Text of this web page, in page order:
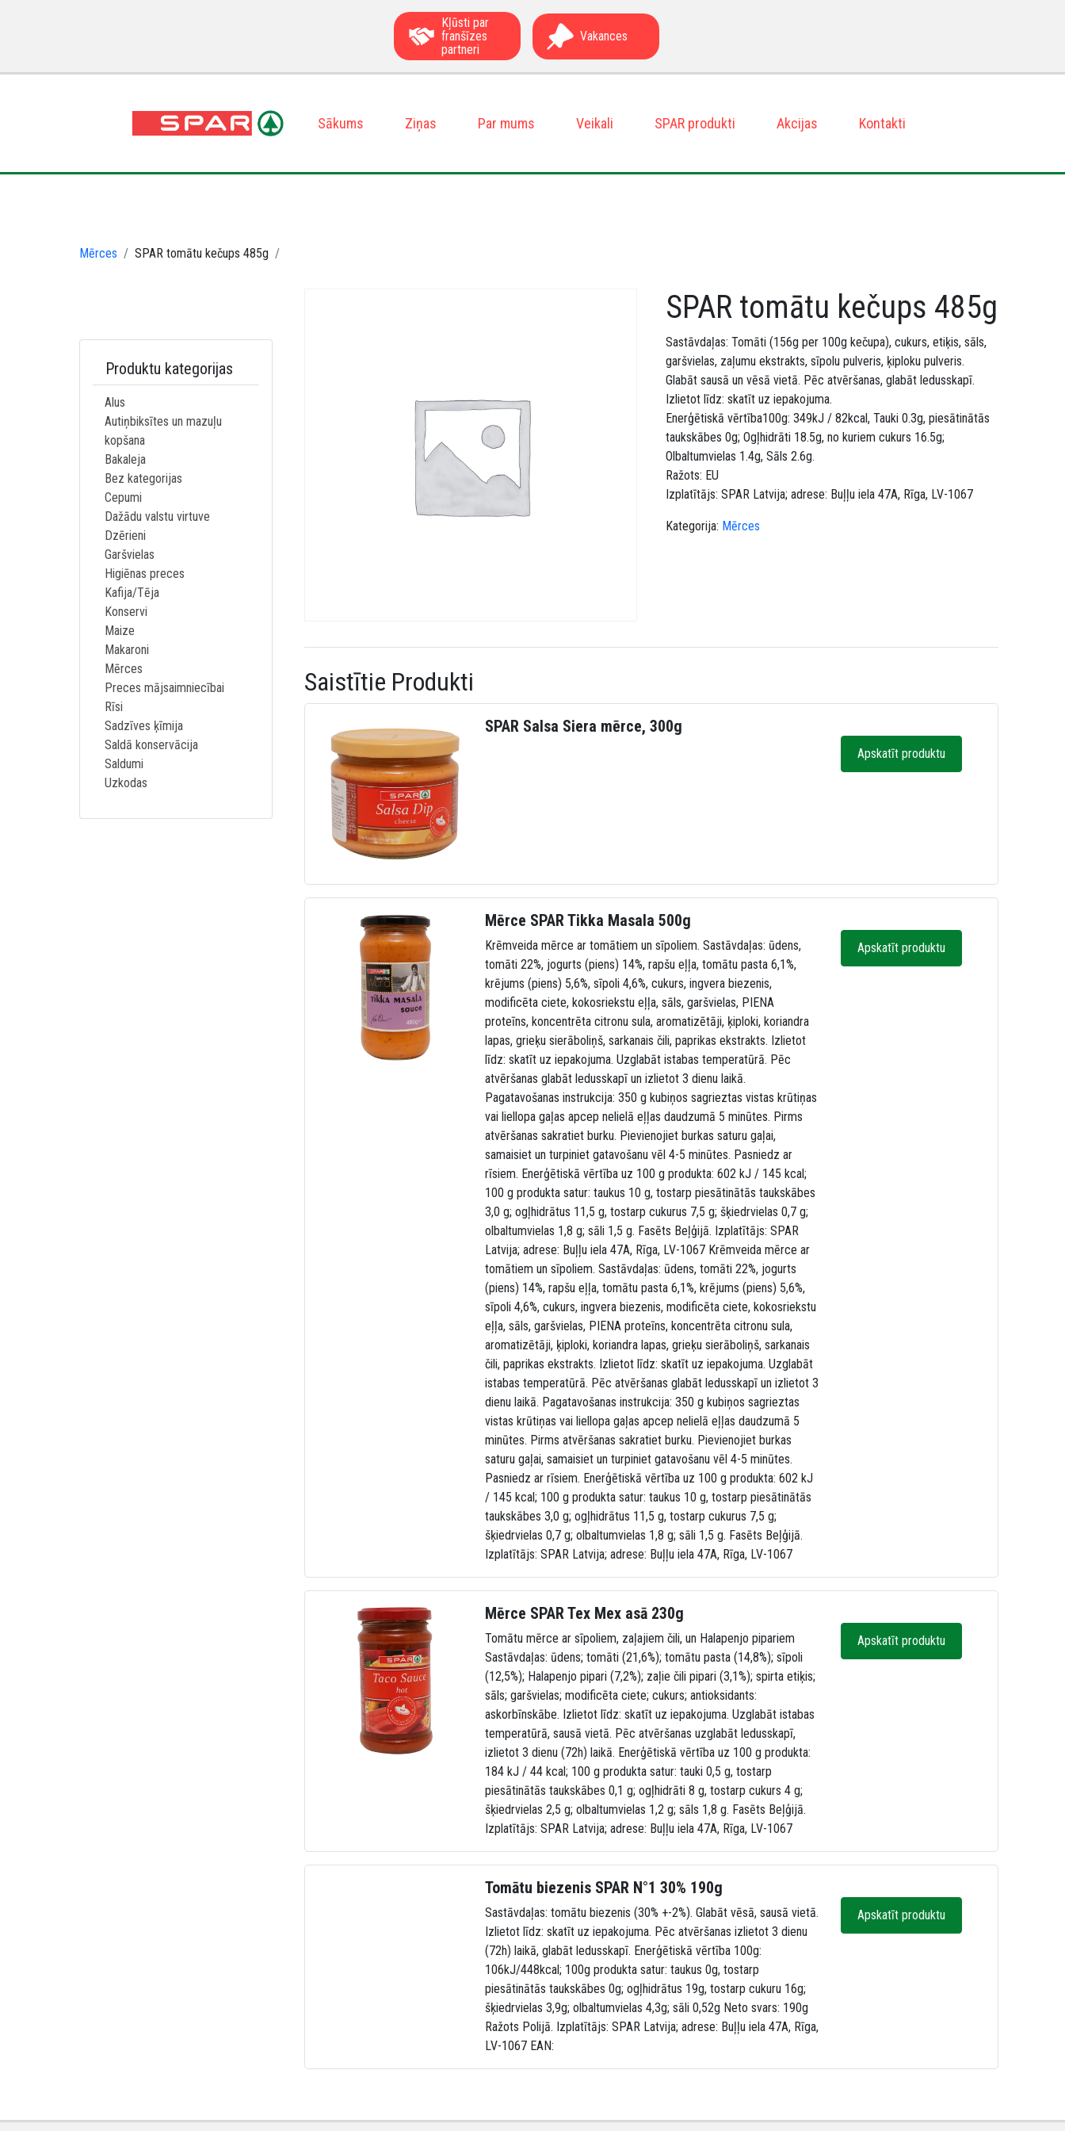
Kļūsti par
franšīzes
partneri
Vakances
Sākums Ziņas Par mums Veikali SPAR produkti Akcijas Kontakti
Mērces SPAR tomātu kečups 485g
Produktu kategorijas
Alus
Autiņbiksītes un mazuļu
kopšana
Bakaleja
Bez kategorijas
Cepumi
Dažādu valstu virtuve
Dzērieni
Garšvielas
Higiēnas preces
Kafija/Tēja
Konservi
Maize
Makaroni
Mērces
Preces mājsaimniecībai
Rīsi
Sadzīves ķīmija
Saldā konservācija
Saldumi
Uzkodas
SPAR tomātu kečups 485g
Sastāvdaļas: Tomāti (156g per 100g kečupa), cukurs, etiķis, sāls,
garšvielas, zaļumu ekstrakts, sīpolu pulveris, ķiploku pulveris.
Glabāt sausā un vēsā vietā. Pēc atvēršanas, glabāt ledusskapī.
Izlietot līdz: skatīt uz iepakojuma.
Enerģētiskā vērtība100g: 349kJ / 82kcal, Tauki 0.3g, piesātinātās
taukskābes 0g; Ogļhidrāti 18.5g, no kuriem cukurs 16.5g;
Olbaltumvielas 1.4g, Sāls 2.6g.
Ražots: EU
Izplatītājs: SPAR Latvija; adrese: Buļļu iela 47A, Rīga, LV-1067
Kategorija: Mērces
Saistītie Produkti
SPAR Salsa Siera mērce, 300g
Apskatīt produktu
Mērce SPAR Tikka Masala 500g
Krēmveida mērce ar tomātiem un sīpoliem. Sastāvdaļas: ūdens,
tomāti 22%, jogurts (piens) 14%, rapšu eļļa, tomātu pasta 6,1%,
krējums (piens) 5,6%, sīpoli 4,6%, cukurs, ingvera biezenis,
modificēta ciete, kokosriekstu eļļa, sāls, garšvielas, PIENA
proteīns, koncentrēta citronu sula, aromatizētāji, ķiploki, koriandra
lapas, grieķu sierāboliņš, sarkanais čili, paprikas ekstrakts. Izlietot
līdz: skatīt uz iepakojuma. Uzglabāt istabas temperatūrā. Pēc
atvēršanas glabāt ledusskapī un izlietot 3 dienu laikā.
Pagatavošanas instrukcija: 350 g kubiņos sagrieztas vistas krūtiņas
vai liellopa gaļas apcep nelielā eļļas daudzumā 5 minūtes. Pirms
atvēršanas sakratiet burku. Pievienojiet burkas saturu gaļai,
samaisiet un turpiniet gatavošanu vēl 4-5 minūtes. Pasniedz ar
rīsiem. Enerģētiskā vērtība uz 100 g produkta: 602 kJ / 145 kcal;
100 g produkta satur: taukus 10 g, tostarp piesātinātās taukskābes
3,0 g; ogļhidrātus 11,5 g, tostarp cukurus 7,5 g; šķiedrvielas 0,7 g;
olbaltumvielas 1,8 g; sāli 1,5 g. Fasēts Beļģijā. Izplatītājs: SPAR
Latvija; adrese: Buļļu iela 47A, Rīga, LV-1067 Krēmveida mērce ar
tomātiem un sīpoliem. Sastāvdaļas: ūdens, tomāti 22%, jogurts
(piens) 14%, rapšu eļļa, tomātu pasta 6,1%, krējums (piens) 5,6%,
sīpoli 4,6%, cukurs, ingvera biezenis, modificēta ciete, kokosriekstu
eļļa, sāls, garšvielas, PIENA proteīns, koncentrēta citronu sula,
aromatizētāji, ķiploki, koriandra lapas, grieķu sierāboliņš, sarkanais
čili, paprikas ekstrakts. Izlietot līdz: skatīt uz iepakojuma. Uzglabāt
istabas temperatūrā. Pēc atvēršanas glabāt ledusskapī un izlietot 3
dienu laikā. Pagatavošanas instrukcija: 350 g kubiņos sagrieztas
vistas krūtiņas vai liellopa gaļas apcep nelielā eļļas daudzumā 5
minūtes. Pirms atvēršanas sakratiet burku. Pievienojiet burkas
saturu gaļai, samaisiet un turpiniet gatavošanu vēl 4-5 minūtes.
Pasniedz ar rīsiem. Enerģētiskā vērtība uz 100 g produkta: 602 kJ
/ 145 kcal; 100 g produkta satur: taukus 10 g, tostarp piesātinātās
taukskābes 3,0 g; ogļhidrātus 11,5 g, tostarp cukurus 7,5 g;
šķiedrvielas 0,7 g; olbaltumvielas 1,8 g; sāli 1,5 g. Fasēts Beļģijā.
Izplatītājs: SPAR Latvija; adrese: Buļļu iela 47A, Rīga, LV-1067
Apskatīt produktu
Mērce SPAR Tex Mex asā 230g
Tomātu mērce ar sīpoliem, zaļajiem čili, un Halapenjo pipariem
Sastāvdaļas: ūdens; tomāti (21,6%); tomātu pasta (14,8%); sīpoli
(12,5%); Halapenjo pipari (7,2%); zaļie čili pipari (3,1%); spirta etiķis;
sāls; garšvielas; modificēta ciete; cukurs; antioksidants:
askorbīnskābe. Izlietot līdz: skatīt uz iepakojuma. Uzglabāt istabas
temperatūrā, sausā vietā. Pēc atvēršanas uzglabāt ledusskapī,
izlietot 3 dienu (72h) laikā. Enerģētiskā vērtība uz 100 g produkta:
184 kJ / 44 kcal; 100 g produkta satur: tauki 0,5 g, tostarp
piesātinātās taukskābes 0,1 g; ogļhidrāti 8 g, tostarp cukurs 4 g;
šķiedrvielas 2,5 g; olbaltumvielas 1,2 g; sāls 1,8 g. Fasēts Beļģijā.
Izplatītājs: SPAR Latvija; adrese: Buļļu iela 47A, Rīga, LV-1067
Apskatīt produktu
Tomātu biezenis SPAR N°1 30% 190g
Sastāvdaļas: tomātu biezenis (30% +-2%). Glabāt vēsā, sausā vietā.
Izlietot līdz: skatīt uz iepakojuma. Pēc atvēršanas izlietot 3 dienu
(72h) laikā, glabāt ledusskapī. Enerģētiskā vērtība 100g:
106kJ/448kcal; 100g produkta satur: taukus 0g, tostarp
piesātinātās taukskābes 0g; ogļhidrātus 19g, tostarp cukuru 16g;
šķiedrvielas 3,9g; olbaltumvielas 4,3g; sāli 0,52g Neto svars: 190g
Ražots Polijā. Izplatītājs: SPAR Latvija; adrese: Buļļu iela 47A, Rīga,
LV-1067 EAN:
Apskatīt produktu